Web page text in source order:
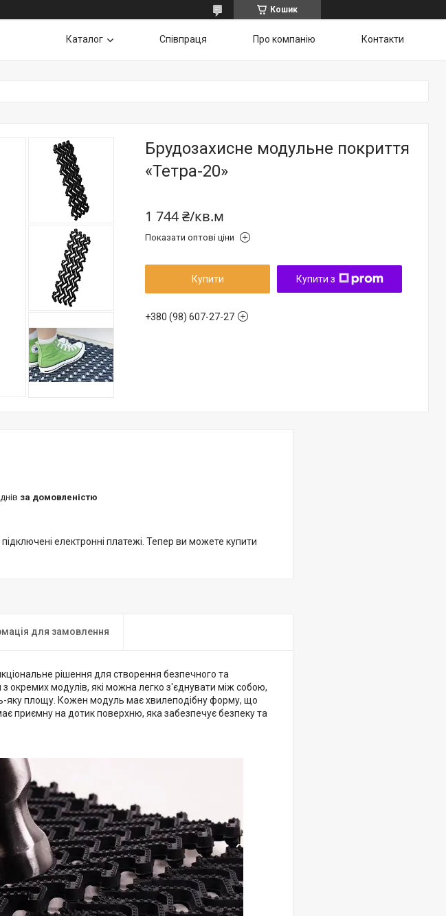
Кошик
Каталог Співпраця Про компанію Контакти
Брудозахисне модульне покриття
«Тетра-20»
1 744 ₴/кв.м
Показати оптові ціни
Купити Купити з
+380 (98) 607-27-27
за домовленістю
підключені електронні платежі. Тепер ви можете купити
для замовлення
рішення для створення безпечного та
окремих модулів, які можна легко з'єднувати між собою,
площу. Кожен модуль має хвилеподібну форму, що
приємну на дотик поверхню, яка забезпечує безпеку та